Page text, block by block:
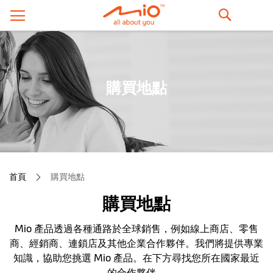
搜
購買地點
首頁 購買地點
購買地點
Mio 產品透過各種通路於全球銷售，例如線上商店、零售
商、經銷商、連鎖店及其他企業合作夥伴。我們將提供專業
知識，協助您挑選 Mio 產品。在下方尋找您所在國家最近